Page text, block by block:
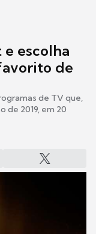
escolha
de
de TV que,
de 2019, em 20